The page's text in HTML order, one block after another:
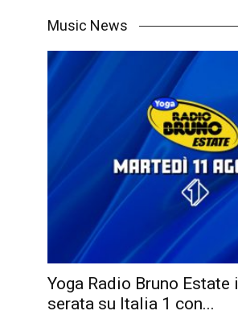
Music News
Yoga Radio Bruno Estate
serata su Italia 1 con...